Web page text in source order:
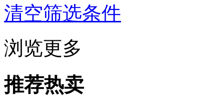
清空筛选条件
浏览更多
推荐热卖